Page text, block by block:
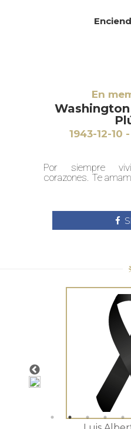
En
1943-12-10
Por siempre
corazones. Te